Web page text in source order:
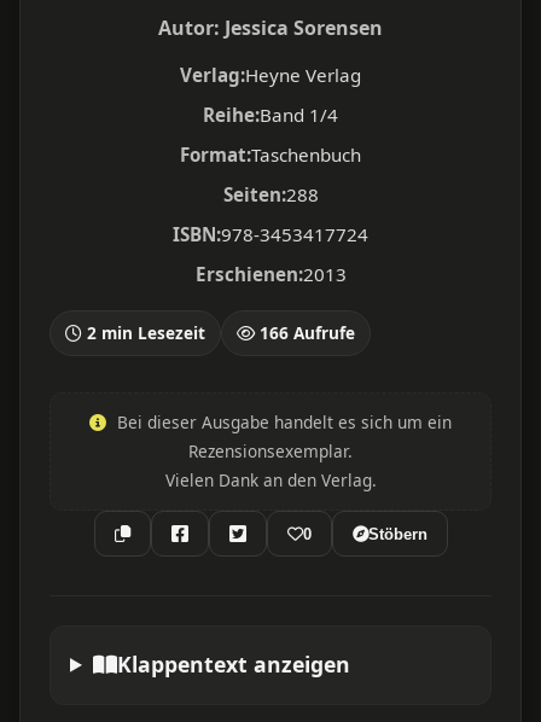
Autor: Jessica Sorensen
Verlag:Heyne Verlag
Reihe:Band 1/4
Format:Taschenbuch
Seiten:288
ISBN:978-3453417724
Erschienen:2013
2 min Lesezeit 166 Aufrufe
Bei dieser Ausgabe handelt es sich um ein
Rezensionsexemplar.
Vielen Dank an den Verlag.
0 Stöbern
Klappentext anzeigen